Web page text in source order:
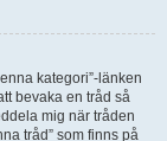
kategori”-länken
bevaka en tråd så
mig när tråden
tråd” som finns på